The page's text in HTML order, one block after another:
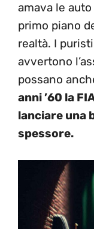
amava le
primo piano
realtà. I
avvertono
possano
anni ’60 la
lanciare una
spessore.